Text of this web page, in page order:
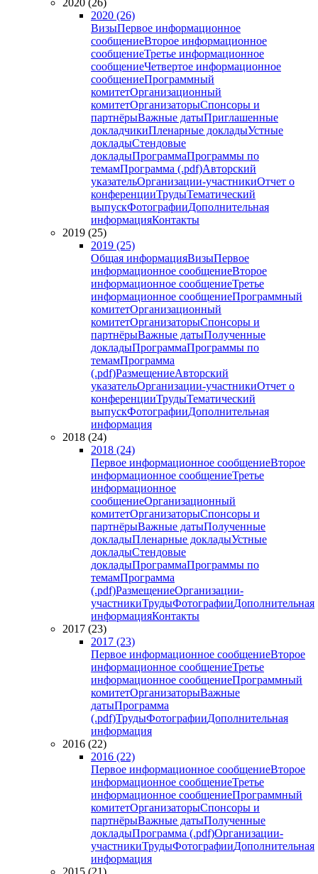
2020 (26)
2020 (26)
ВизыПервое информационное
сообщениеВторое информационное
сообщениеТретье информационное
сообщениеЧетвертое информационное
сообщениеПрограммный
комитетОрганизационный
комитетОрганизаторыСпонсоры и
партнёрыВажные датыПриглашенные
докладчикиПленарные докладыУстные
докладыСтендовые
докладыПрограммаПрограммы по
темамПрограмма (.pdf)Авторский
указательОрганизации-участникиОтчет о
конференцииТрудыТематический
выпускФотографииДополнительная
информацияКонтакты
2019 (25)
2019 (25)
Общая информацияВизыПервое
информационное сообщениеВторое
информационное сообщениеТретье
информационное сообщениеПрограммный
комитетОрганизационный
комитетОрганизаторыСпонсоры и
партнёрыВажные датыПолученные
докладыПрограммаПрограммы по
темамПрограмма
(.pdf)РазмещениеАвторский
указательОрганизации-участникиОтчет о
конференцииТрудыТематический
выпускФотографииДополнительная
информация
2018 (24)
2018 (24)
Первое информационное сообщениеВторое
информационное сообщениеТретье
информационное
сообщениеОрганизационный
комитетОрганизаторыСпонсоры и
партнёрыВажные датыПолученные
докладыПленарные докладыУстные
докладыСтендовые
докладыПрограммаПрограммы по
темамПрограмма
(.pdf)РазмещениеОрганизации-
участникиТрудыФотографииДополнительная
информацияКонтакты
2017 (23)
2017 (23)
Первое информационное сообщениеВторое
информационное сообщениеТретье
информационное сообщениеПрограммный
комитетОрганизаторыВажные
датыПрограмма
(.pdf)ТрудыФотографииДополнительная
информация
2016 (22)
2016 (22)
Первое информационное сообщениеВторое
информационное сообщениеТретье
информационное сообщениеПрограммный
комитетОрганизаторыСпонсоры и
партнёрыВажные датыПолученные
докладыПрограмма (.pdf)Организации-
участникиТрудыФотографииДополнительная
информация
2015 (21)